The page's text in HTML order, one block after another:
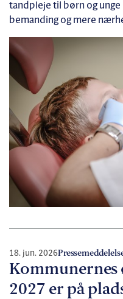
tandpleje til børn og unge
bemanding og mere
18. jun. 2026
2027 er på